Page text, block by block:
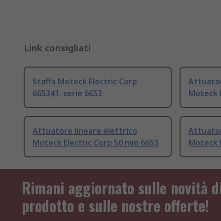
Link consigliati
Staffa Moteck Electric Corp
665341, serie 6653
Moteck
Attuatore lineare elettrico
Moteck Electric Corp 50 mm 6653
Moteck
Rimani aggiornato sulle novità
prodotto e sulle nostre offerte!